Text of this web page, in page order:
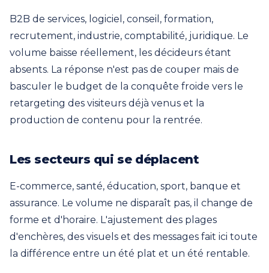
B2B de services, logiciel, conseil, formation,
recrutement, industrie, comptabilité, juridique. Le
volume baisse réellement, les décideurs étant
absents. La réponse n'est pas de couper mais de
basculer le budget de la conquête froide vers le
retargeting des visiteurs déjà venus et la
production de contenu pour la rentrée.
Les secteurs qui se déplacent
E-commerce, santé, éducation, sport, banque et
assurance. Le volume ne disparaît pas, il change de
forme et d'horaire. L'ajustement des plages
d'enchères, des visuels et des messages fait ici toute
la différence entre un été plat et un été rentable.